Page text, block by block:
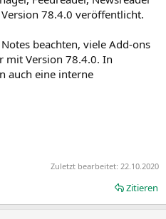
78.4.0 veröffentlicht.
beachten, viele Add-ons
Version 78.4.0. In
auch eine interne
Zuletzt bearbeitet: 22.10.2020
Zitieren